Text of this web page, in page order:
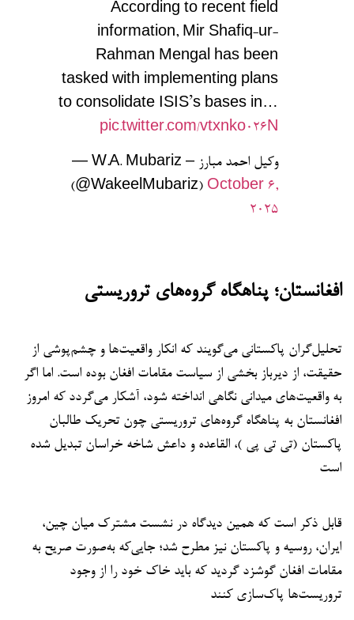
According to recent field
information, Mir Shafiq-ur-
Rahman Mengal has been
tasked with implementing plans
to consolidate ISIS’s bases in…
pic.twitter.com/vtxnko026N
— W.A. Mubariz – وکیل احمد مبارز
(@WakeelMubariz) October 6,
2025
افغانستان؛ پناهگاه گروه‌های تروریستی
تحلیل‌گران پاکستانی می‌گویند که انکار واقعیت‌ها و چشم‌پوشی از
حقیقت، از دیرباز بخشی از سیاست مقامات افغان بوده است. اما اگر
به واقعیت‌های میدانی نگاهی انداخته شود، آشکار می‌گردد که امروز
افغانستان به پناهگاه گروه‌های تروریستی چون تحریک طالبان
پاکستان (تی تی پی )، القاعده و داعش شاخه خراسان تبدیل شده
است
قابل ذکر است که همین دیدگاه در نشست مشترک میان چین،
ایران، روسیه و پاکستان نیز مطرح شد؛ جایی‌که به‌صورت صریح به
مقامات افغان گوشزد گردید که باید خاک خود را از وجود
تروریست‌ها پاک‌سازی کنند